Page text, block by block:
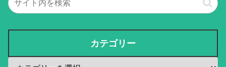
カテゴリー